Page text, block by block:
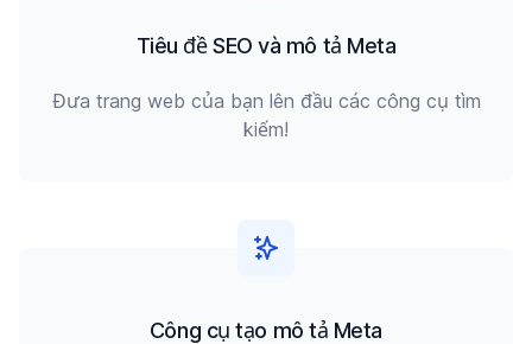
Tiêu đề SEO và mô tả Meta
Đưa trang web của bạn lên đầu các công cụ tìm
kiếm!
Công cụ tạo mô tả Meta